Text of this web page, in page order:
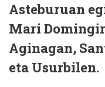
Asteburuan
Mari
Aginagan,
eta Usurbilen.